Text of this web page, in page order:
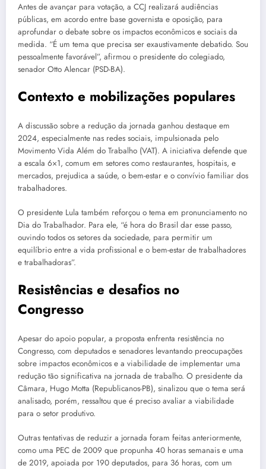
Antes de avançar para votação, a CCJ realizará audiências
públicas, em acordo entre base governista e oposição, para
aprofundar o debate sobre os impactos econômicos e sociais da
medida. “É um tema que precisa ser exaustivamente debatido. Sou
pessoalmente favorável”, afirmou o presidente do colegiado,
senador Otto Alencar (PSD-BA).
Contexto e mobilizações populares
A discussão sobre a redução da jornada ganhou destaque em
2024, especialmente nas redes sociais, impulsionada pelo
Movimento Vida Além do Trabalho (VAT). A iniciativa defende que
a escala 6×1, comum em setores como restaurantes, hospitais, e
mercados, prejudica a saúde, o bem-estar e o convívio familiar dos
trabalhadores.
O presidente Lula também reforçou o tema em pronunciamento no
Dia do Trabalhador. Para ele, “é hora do Brasil dar esse passo,
ouvindo todos os setores da sociedade, para permitir um
equilíbrio entre a vida profissional e o bem-estar de trabalhadores
e trabalhadoras”.
Resistências e desafios no
Congresso
Apesar do apoio popular, a proposta enfrenta resistência no
Congresso, com deputados e senadores levantando preocupações
sobre impactos econômicos e a viabilidade de implementar uma
redução tão significativa na jornada de trabalho. O presidente da
Câmara, Hugo Motta (Republicanos-PB), sinalizou que o tema será
analisado, porém, ressaltou que é preciso avaliar a viabilidade
para o setor produtivo.
Outras tentativas de reduzir a jornada foram feitas anteriormente,
como uma PEC de 2009 que propunha 40 horas semanais e uma
de 2019, apoiada por 190 deputados, para 36 horas, com um